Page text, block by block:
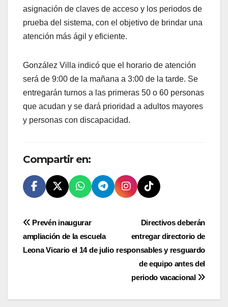
asignación de claves de acceso y los periodos de
prueba del sistema, con el objetivo de brindar una
atención más ágil y eficiente.
González Villa indicó que el horario de atención
será de 9:00 de la mañana a 3:00 de la tarde. Se
entregarán turnos a las primeras 50 o 60 personas
que acudan y se dará prioridad a adultos mayores
y personas con discapacidad.
Compartir en:
Navegación
de
Directivos deberán
entregar directorio de
responsables y resguardo
de equipo antes del
periodo vacacional
Prevén inaugurar
ampliación de la escuela
Leona Vicario el 14 de julio